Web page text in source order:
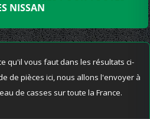
NISSAN
qu'il vous faut dans les résultats ci-
de pièces ici, nous allons l'envoyer à
de casses sur toute la France.